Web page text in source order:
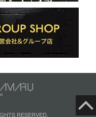
RESERVED.